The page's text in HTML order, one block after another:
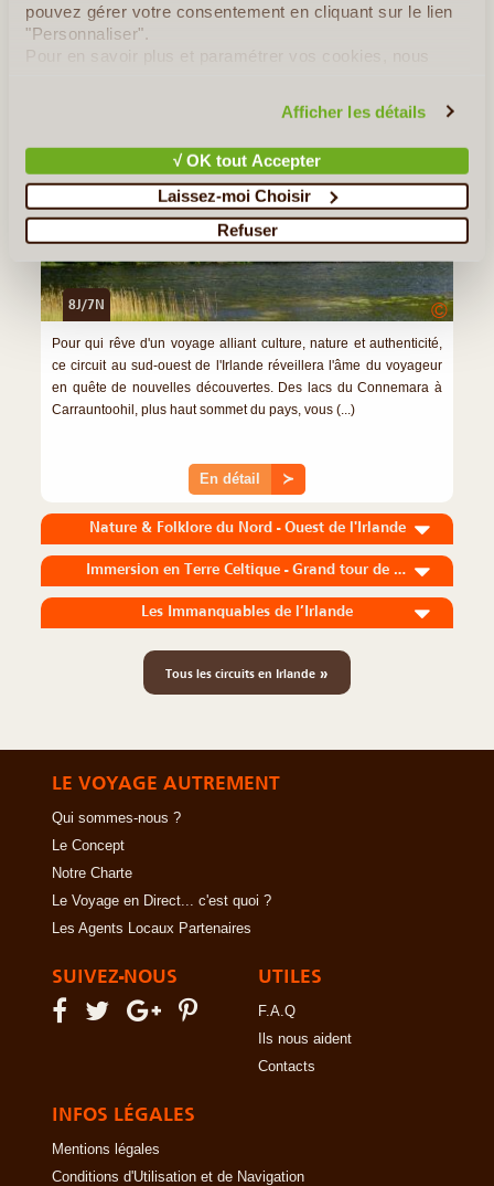
pouvez gérer votre consentement en cliquant sur le lien
"Personnaliser".
Pour en savoir plus et paramétrer vos cookies, nous
Afficher les détails
√ OK tout Accepter
Laissez-moi Choisir
Refuser
Balade Irlandaise, du Connemara au Comté de Kerry
8J/7N ©
Pour qui rêve d'un voyage alliant culture, nature et authenticité,
ce circuit au sud-ouest de l'Irlande réveillera l'âme du voyageur
en quête de nouvelles découvertes. Des lacs du Connemara à
Carrauntoohil, plus haut sommet du pays, vous (...)
En détail ≻
Nature & Folklore du Nord - Ouest de l'Irlande
Immersion en Terre Celtique - Grand tour de l'Irlande
Les Immanquables de l’Irlande
Tous les circuits en Irlande »
LE VOYAGE AUTREMENT
Qui sommes-nous ?
Le Concept
Notre Charte
Le Voyage en Direct... c'est quoi ?
Les Agents Locaux Partenaires
SUIVEZ-NOUS UTILES
F.A.Q
Ils nous aident
Contacts
INFOS LÉGALES
Mentions légales
Conditions d'Utilisation et de Navigation